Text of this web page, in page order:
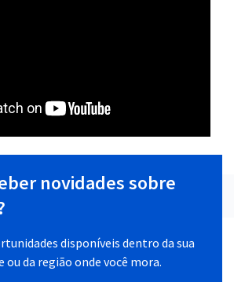
novidades sobre
disponíveis dentro da sua
ou da região onde você mora.